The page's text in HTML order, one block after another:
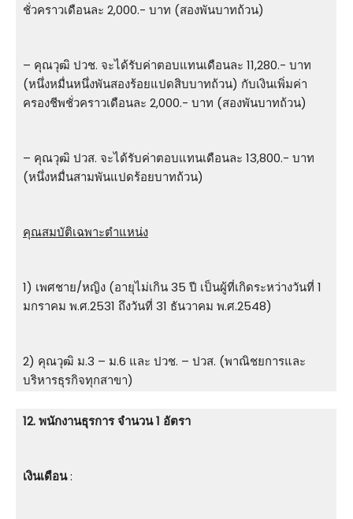
ชั่วคราวเดือนละ 2,000.- บาท (สองพันบาทถ้วน)
– คุณวุฒิ ปวช. จะได้รับค่าตอบแทนเดือนละ 11,280.- บาท
(หนึ่งหมื่นหนึ่งพันสองร้อยแปดสิบบาทถ้วน) กับเงินเพิ่มค่า
ครองชีพชั่วคราวเดือนละ 2,000.- บาท (สองพันบาทถ้วน)
– คุณวุฒิ ปวส. จะได้รับค่าตอบแทนเดือนละ 13,800.- บาท
(หนึ่งหมื่นสามพันแปดร้อยบาทถ้วน)
คุณสมบัติเฉพาะตำแหน่ง
1) เพศชาย/หญิง (อายุไม่เกิน 35 ปี เป็นผู้ที่เกิดระหว่างวันที่ 1
มกราคม พ.ศ.2531 ถึงวันที่ 31 ธันวาคม พ.ศ.2548)
2) คุณวุฒิ ม.3 – ม.6 และ ปวช. – ปวส. (พาณิชยการและ
บริหารธุรกิจทุกสาขา)
12. พนักงานธุรการ จำนวน 1 อัตรา
เงินเดือน: